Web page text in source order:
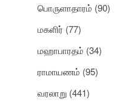
பொருளாதாரம் (90)
மகளிர் (77)
மஹாபாரதம் (34)
ராமாயணம் (95)
வரலாறு (441)